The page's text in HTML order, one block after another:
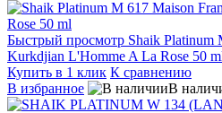
Быстрый просмотр Shaik Platinum
Kurkdjian L'Homme A La Rose 50
Купить в 1 клик К сравнению
В избранное
В